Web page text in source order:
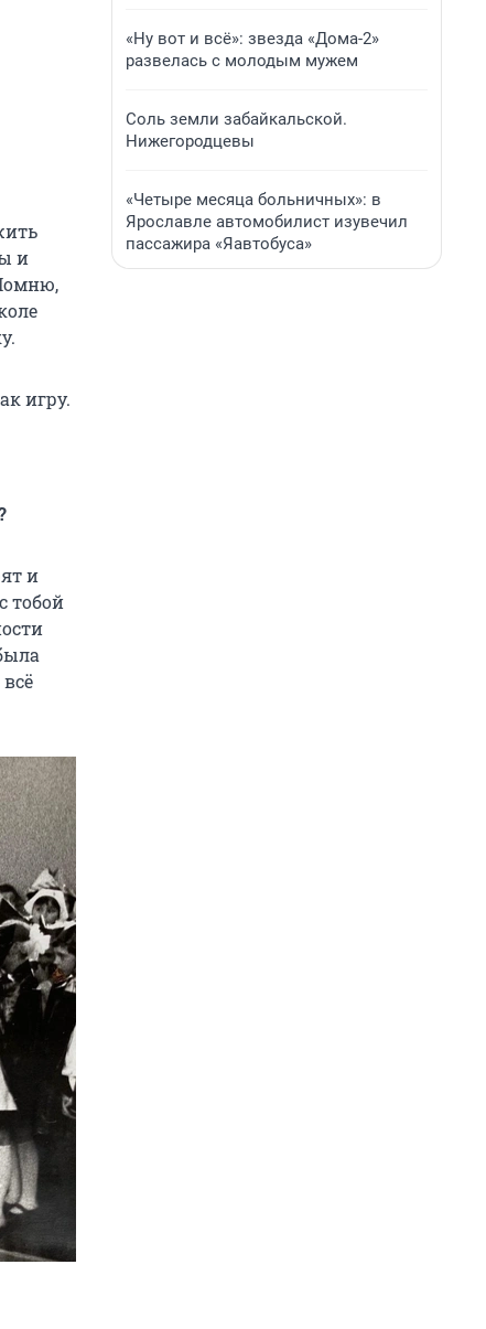
и
игру.
и
тобой
«Ну вот и всё»: звезда «Дома-2»
развелась с молодым мужем
Соль земли забайкальской.
Нижегородцевы
«Четыре месяца больничных»: в
Ярославле автомобилист изувечил
пассажира «Яавтобуса»